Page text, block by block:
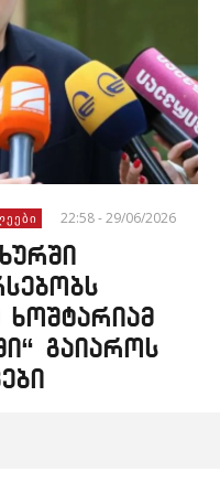
22:58 - 29/06/2026
ხოშტარიამ
გაიაროს